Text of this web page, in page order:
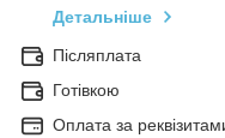
Детальніше
Післяплата
Готівкою
Оплата за